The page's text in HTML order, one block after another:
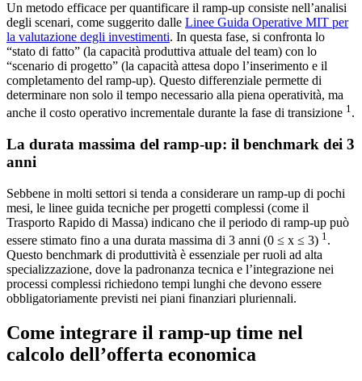
Un metodo efficace per quantificare il ramp-up consiste nell’analisi
degli scenari, come suggerito dalle Linee Guida Operative MIT per
la valutazione degli investimenti. In questa fase, si confronta lo
“stato di fatto” (la capacità produttiva attuale del team) con lo
“scenario di progetto” (la capacità attesa dopo l’inserimento e il
completamento del ramp-up). Questo differenziale permette di
determinare non solo il tempo necessario alla piena operatività, ma
anche il costo operativo incrementale durante la fase di transizione 1.
La durata massima del ramp-up: il benchmark dei 3
anni
Sebbene in molti settori si tenda a considerare un ramp-up di pochi
mesi, le linee guida tecniche per progetti complessi (come il
Trasporto Rapido di Massa) indicano che il periodo di ramp-up può
essere stimato fino a una durata massima di 3 anni (0 ≤ x ≤ 3) 1 .
Questo benchmark di produttività è essenziale per ruoli ad alta
specializzazione, dove la padronanza tecnica e l’integrazione nei
processi complessi richiedono tempi lunghi che devono essere
obbligatoriamente previsti nei piani finanziari pluriennali.
Come integrare il ramp-up time nel
calcolo dell’offerta economica